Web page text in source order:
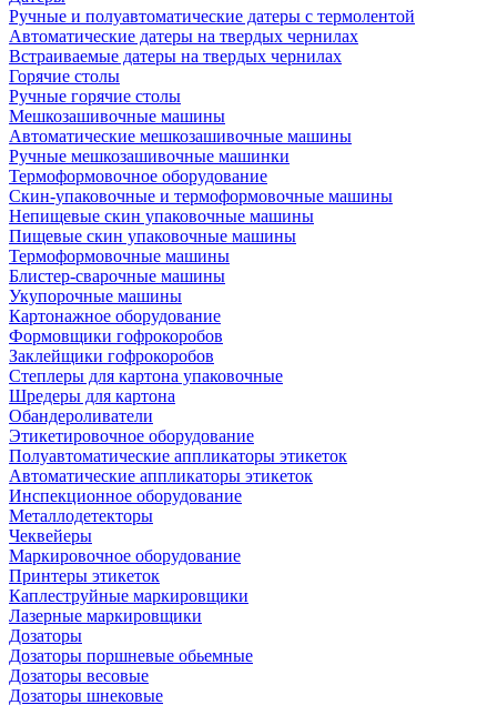
Ручные и полуавтоматические датеры с термолентой
Автоматические датеры на твердых чернилах
Встраиваемые датеры на твердых чернилах
Горячие столы
Ручные горячие столы
Мешкозашивочные машины
Автоматические мешкозашивочные машины
Ручные мешкозашивочные машинки
Термоформовочное оборудование
Скин-упаковочные и термоформовочные машины
Непищевые скин упаковочные машины
Пищевые скин упаковочные машины
Термоформовочные машины
Блистер-сварочные машины
Укупорочные машины
Картонажное оборудование
Формовщики гофрокоробов
Заклейщики гофрокоробов
Степлеры для картона упаковочные
Шредеры для картона
Обандероливатели
Этикетировочное оборудование
Полуавтоматические аппликаторы этикеток
Автоматические аппликаторы этикеток
Инспекционное оборудование
Металлодетекторы
Чеквейеры
Маркировочное оборудование
Принтеры этикеток
Каплеструйные маркировщики
Лазерные маркировщики
Дозаторы
Дозаторы поршневые обьемные
Дозаторы весовые
Дозаторы шнековые